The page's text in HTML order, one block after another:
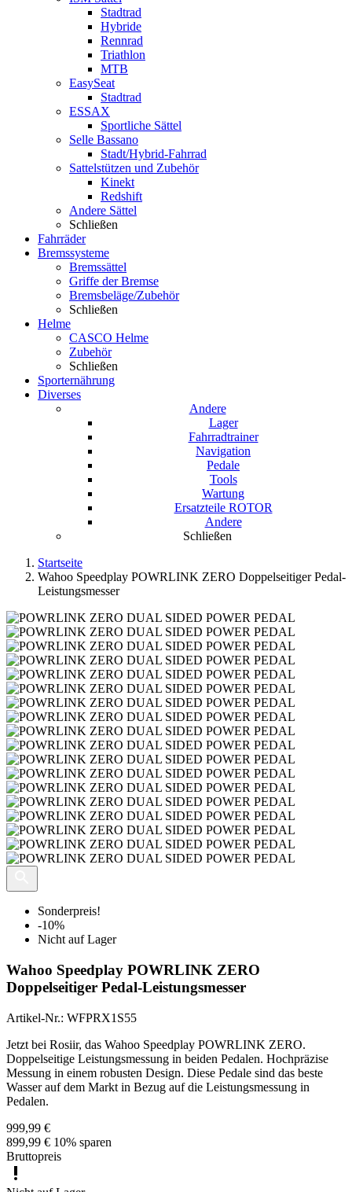
Stadtrad
Hybride
Rennrad
Triathlon
MTB
EasySeat
Stadtrad
ESSAX
Sportliche Sättel
Selle Bassano
Stadt/Hybrid-Fahrrad
Sattelstützen und Zubehör
Kinekt
Redshift
Andere Sättel
Schließen
Fahrräder
Bremssysteme
Bremssättel
Griffe der Bremse
Bremsbeläge/Zubehör
Schließen
Helme
CASCO Helme
Zubehör
Schließen
Sporternährung
Diverses
Andere
Lager
Fahrradtrainer
Navigation
Pedale
Tools
Wartung
Ersatzteile ROTOR
Andere
Schließen
Startseite
Wahoo Speedplay POWRLINK ZERO Doppelseitiger Pedal-
Leistungsmesser
Sonderpreis!
-10%
Nicht auf Lager
Wahoo Speedplay POWRLINK ZERO
Doppelseitiger Pedal-Leistungsmesser
Artikel-Nr.: WFPRX1S55
Jetzt bei Rosiir, das Wahoo Speedplay POWRLINK ZERO.
Doppelseitige Leistungsmessung in beiden Pedalen. Hochpräzise
Messung in einem robusten Design. Diese Pedale sind das beste
Wasser auf dem Markt in Bezug auf die Leistungsmessung in
Pedalen.
999,99 €
899,99 € 10% sparen
Bruttopreis